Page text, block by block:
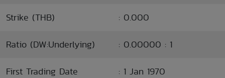
Strike (THB) : 0.000
Ratio (DW:Underlying) : 0.00000 : 1
First Trading Date : 1 Jan 1970